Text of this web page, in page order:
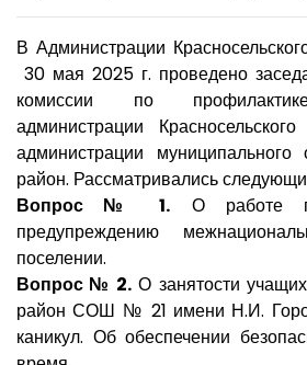
В Администрации
30 мая 2025 г. проведено
комиссии по
администрации
администрации муниципального
район. Рассматривались
Вопрос № 1. О работе
предупреждению
поселении.
Вопрос № 2. О занятости
район СОШ № 21 имени Н.И.
каникул. Об обеспечении